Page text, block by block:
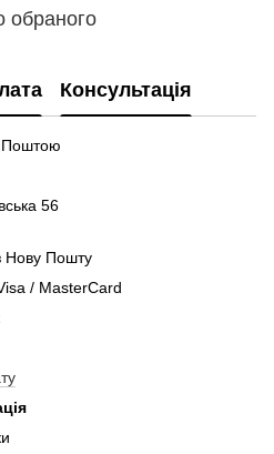
обраного
Консультація
Поштою
56
Нову Пошту
/ MasterCard